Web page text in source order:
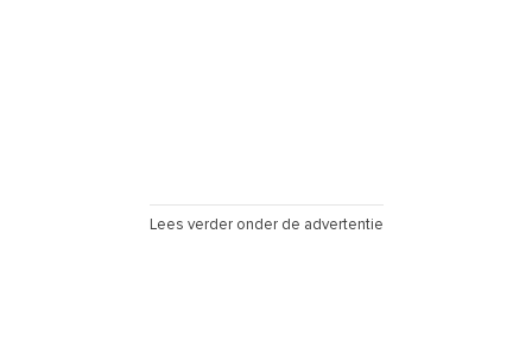
Lees verder onder de advertentie